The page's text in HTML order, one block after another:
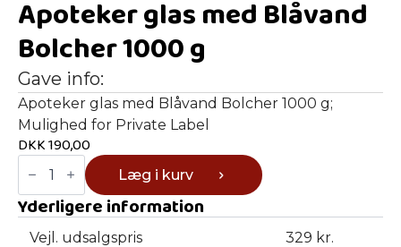
Apoteker glas med Blåvand
Bolcher 1000 g
Gave info:
Apoteker glas med Blåvand Bolcher 1000 g;
Mulighed for Private Label
DKK190,00
Apoteker
glas
med
Blåvand
Bolcher
1000
Læg i kurv
Yderligere information
Vejl. udsalgspris 329 kr.